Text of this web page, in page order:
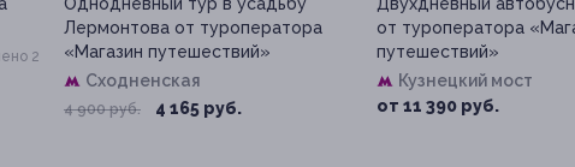
2
Лермонтова от туроператора
«Магазин путешествий»
Сходненская
4 900 руб. 4 165 руб.
от туроператора
путешествий»
Кузнецкий мост
от 11 390 руб.